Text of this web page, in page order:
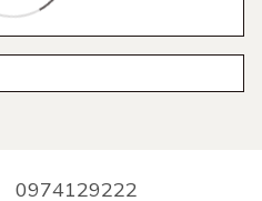
0974129222